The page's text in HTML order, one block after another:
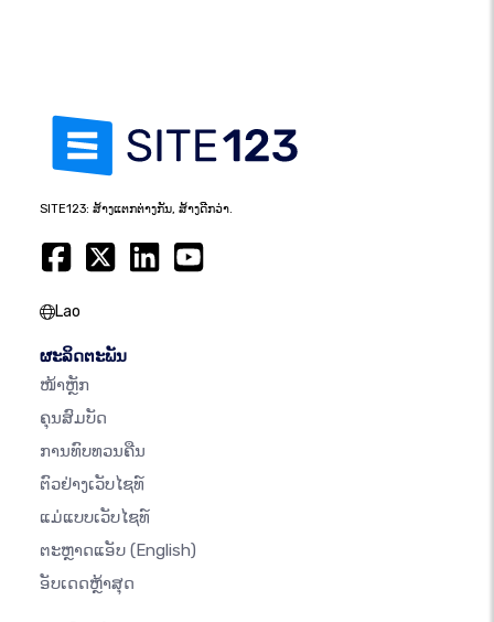
SITE123: ສ້າງແຕກຕ່າງກັນ, ສ້າງດີກວ່າ.
Lao
ຜະລິດຕະພັນ
ໜ້າຫຼັກ
ຄຸນສົມບັດ
ການທົບທວນຄືນ
ຕົວຢ່າງເວັບໄຊທ໌
ແມ່ແບບເວັບໄຊທ໌
ຕະຫຼາດແອັບ (English)
ອັບເດດຫຼ້າສຸດ